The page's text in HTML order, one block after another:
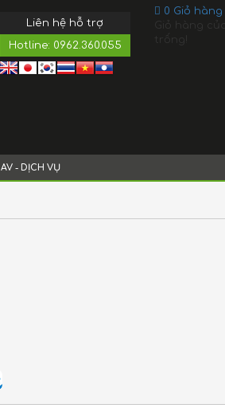
Liên hệ hỗ trợ
Hotline: 0962.360.055
0 Giỏ hàng
Giỏ hàng
trống!
AV - DỊCH VỤ